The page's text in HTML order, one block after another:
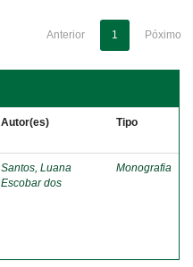
Anterior 1 Póximo
Autor(es) Tipo
Santos, Luana
Escobar dos
Monografia